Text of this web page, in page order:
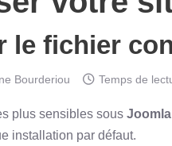
le fichier
Bourderiou Temps de
plus sensibles sous
installation par défaut.